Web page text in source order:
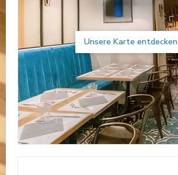
Unsere Karte entdecken